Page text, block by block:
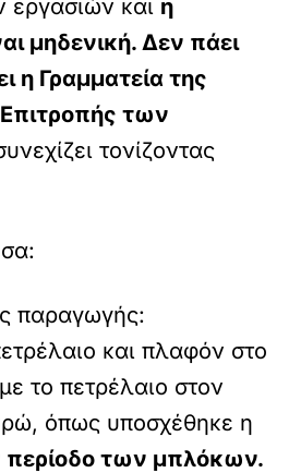
εργασιών και η
μηδενική. Δεν πάει
η Γραμματεία της
των
τονίζοντας
παραγωγής:
και πλαφόν στο
το πετρέλαιο στον
όπως υποσχέθηκε η
περίοδο των μπλόκων.